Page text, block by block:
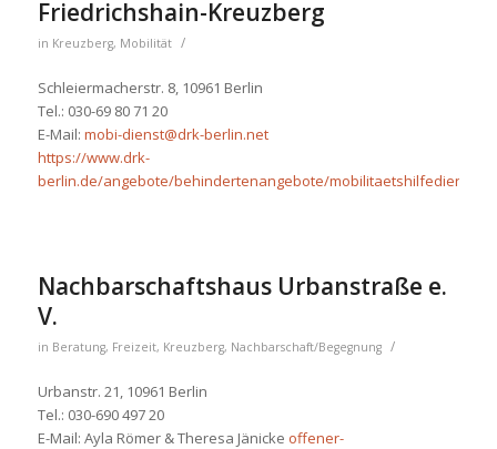
Friedrichshain-Kreuzberg
in Kreuzberg, Mobilität /
Schleiermacherstr. 8, 10961 Berlin
Tel.: 030-69 80 71 20
E-Mail: mobi-dienst@drk-berlin.net
https://www.drk-
berlin.de/angebote/behindertenangebote/
Nachbarschaftshaus Urbanstraße e.
V.
in Beratung, Freizeit, Kreuzberg, Nachbarschaft/Begegnung /
Urbanstr. 21, 10961 Berlin
Tel.: 030-690 497 20
E-Mail: Ayla Römer & Theresa Jänicke offener-